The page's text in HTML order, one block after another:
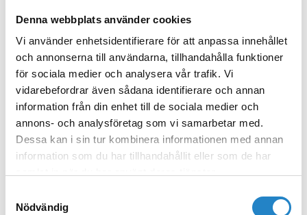
Denna webbplats använder cookies
Vi använder enhetsidentifierare för att anpassa innehållet
och annonserna till användarna, tillhandahålla funktioner
för sociala medier och analysera vår trafik. Vi
vidarebefordrar även sådana identifierare och annan
information från din enhet till de sociala medier och
annons- och analysföretag som vi samarbetar med.
Dessa kan i sin tur kombinera informationen med annan
information som du har tillhandahållit eller som de har
Nödvändig